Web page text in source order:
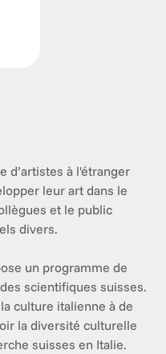
d’artistes à l'étranger
leur art dans le
et le public
divers.
un programme de
scientifiques suisses.
culture italienne à de
la diversité culturelle
suisses en Italie.